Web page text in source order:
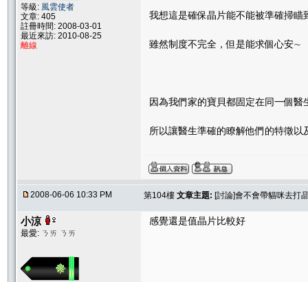
等級: 風雲使者
文章: 405
註冊時間: 2008-03-01
最近來訪: 2010-08-25
離線
我想這是確保晶片能不能被準確掃瞄
雖然制度不完全，但是能求個心安∼
因為我們家的寶貝都固定在同一個醫
所以讓醫生準確的瞭解他們的特徵
2008-06-06 10:33 PM 第104樓 文章主題: [討論]會不會帶貓咪去打
小涼
最愛: ㄋㄞ ㄋㄞ
感覺還是值晶片比較好